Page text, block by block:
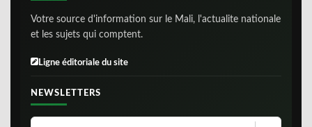
Votre source d'information sur le Mali, l'actualite nationale
et les sujets qui comptent.
Ligne éditoriale du site
NEWSLETTERS